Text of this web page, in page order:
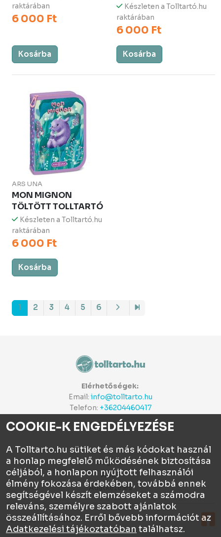
raktárában
6 000 Ft
Kosárba
Készleten a Tolltartó.hu
raktárában
6 000 Ft
Kosárba
ARS UNA
MON MIGNON
TÖLTÖTT TOLLTARTÓ
Készleten a Tolltartó.hu
raktárában
6 000 Ft
Kosárba
1 2 3 4 5 6
Elérhetőségek:
Email: info@tolltarto.hu
Telefon: +36204460417
Céginfo
ÁSZF
Adatkezelés
Tolltartó.hu © 2026
COOKIE-K ENGEDÉLYEZÉSE
A Tolltarto.hu sütiket és más kódokat használ
a honlap megfelelő működésének biztosítása
céljából, a honlapon nyújtott felhasználói
élmény fokozása érdekében, továbbá ennek
segítségével készít elemzéseket a számodra
releváns, személyre szabott ajánlatok
összeállításához. Erről bővebb információt az
Adatkezelési tájékoztatóban találhatsz.